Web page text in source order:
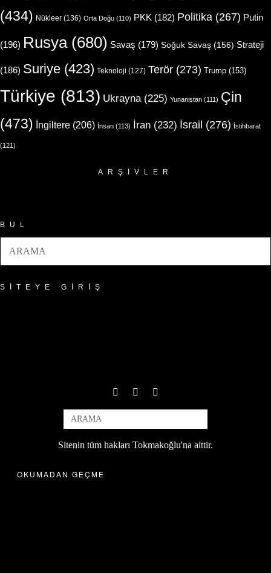
(434) Nükleer (136) Orta Doğu (110) PKK (182) Politika (267) Putin
(196) Rusya(680) Savaş (179) Soğuk Savaş (156) Strateji
(186) Suriye (423) Teknoloji (127) Terör (273) Trump (153)
Türkiye (813) Ukrayna(225) Yunanistan (111) Çin
(473) İngiltere (206) İnsan (113) İran (232) İsrail (276) İstihbarat
(121)
ARŞIVLER
BUL
SITEYE GIRIŞ
Sitenin tüm hakları Tokmakoğlu'na aittir.
OKUMADAN GEÇME